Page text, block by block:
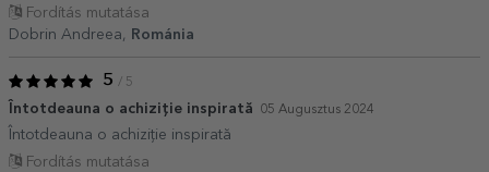
Fordítás mutatása
Dobrin Andreea,
Románia
5 / 5
Întotdeauna o achiziție inspirată 05 Augusztus 2024
Întotdeauna o achiziție inspirată
Fordítás mutatása